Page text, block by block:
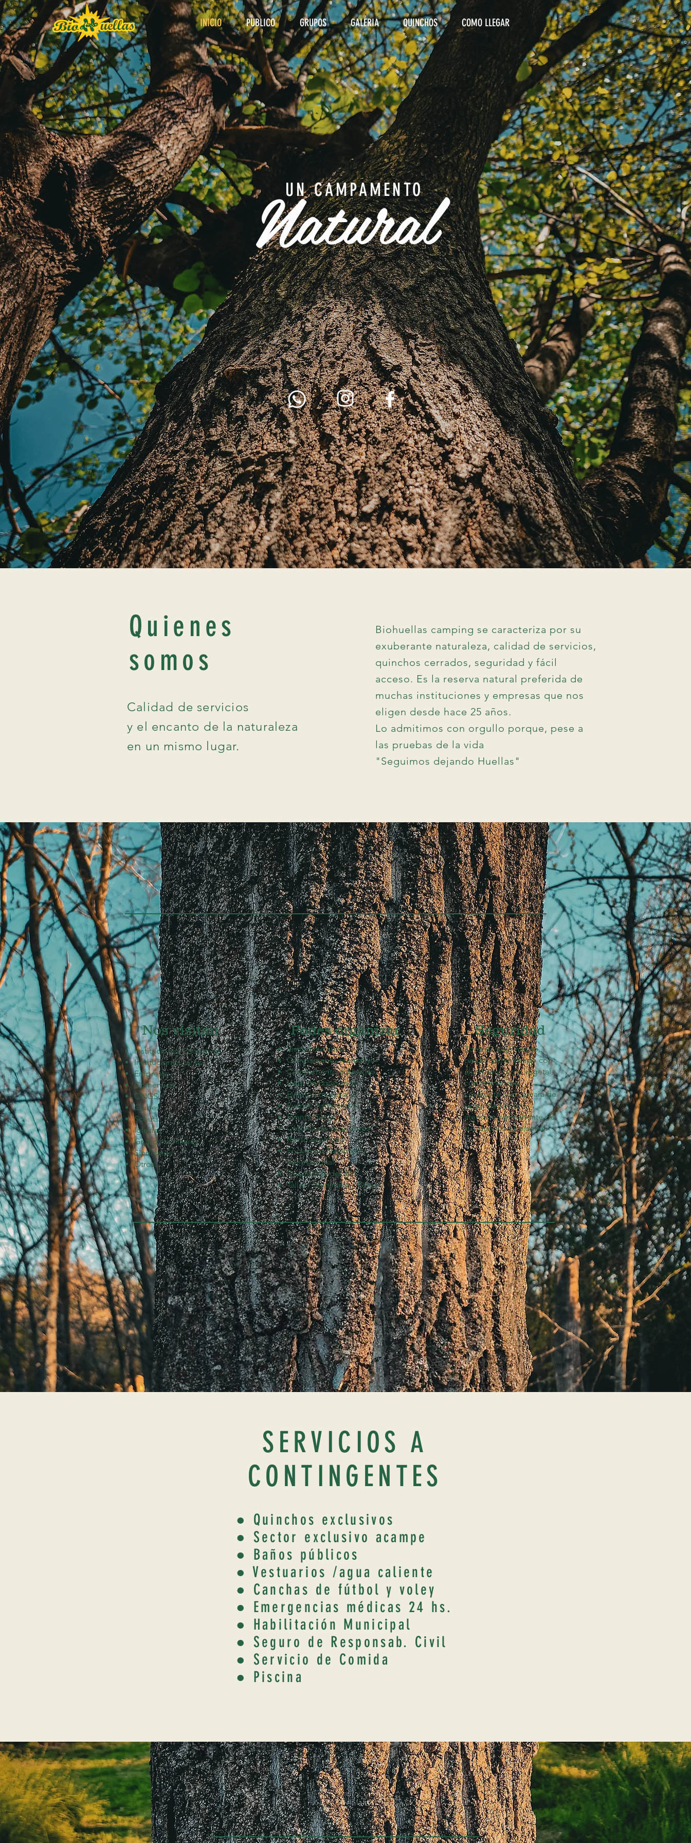
INICIO PUBLICO GRUPOS GALERIA QUINCHOS COMO LLEGAR
UN CAMPAMENTO
Natural
Quienes
somos
Calidad de servicios
y el encanto de la naturaleza
en un mismo lugar.
Biohuellas camping se caracteriza por su
exuberante naturaleza, calidad de servicios,
quinchos cerrados, seguridad y fácil
acceso. Es la reserva natural preferida de
muchas instituciones y empresas que nos
eligen desde hace 25 años.
Lo admitimos con orgullo porque, pese a
las pruebas de la vida
"Seguimos dejando Huellas"
Nos visitan
Instituciones Educativas
Instituciones varias
Empresas
Comercios
ONGS.
Clubes
Scouts
Iglesias
Grupos familiares
Sindicatos
Otros.
Podes organizar
Visita Educativa
Campamento recreativo
Campamento educativo
Viaje de Egresados
Evento Empresarial
Evento Institucional
Evento Social
Colonia de vacaciones
Retiro espiritual
Encuentro Nacional o
Internacional
Despedida del año
Taller / Seminario / Otros.
Seguridad
Zona de bajo riesgo,
predio perimetrado con
alambre y cerco vegetal,
con monitoreo
constante con cámara de
seguridad y con
atención permanente de
sus dueños y personal.
SERVICIOS A
CONTINGENTES
● Quinchos exclusivos
● Sector exclusivo acampe
● Baños públicos
● Vestuarios /agua caliente
● Canchas de fútbol y voley
● Emergencias médicas 24 hs.
● Habilitación Municipal
● Seguro de Responsab. Civil
● Servicio de Comida
● Piscina